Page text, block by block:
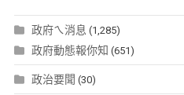
政府ㄟ消息 (1,285)
政府動態報你知 (651)
政治要聞 (30)